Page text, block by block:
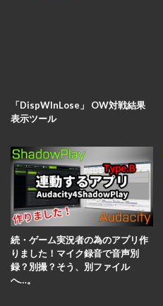
「DispWInLose」 OW対戦結果
表示ツール
続・ゲーム実況者の為のアプリ作
りました！マイク録音で音声別
録？別撮？そう、別ファイル
へ…。